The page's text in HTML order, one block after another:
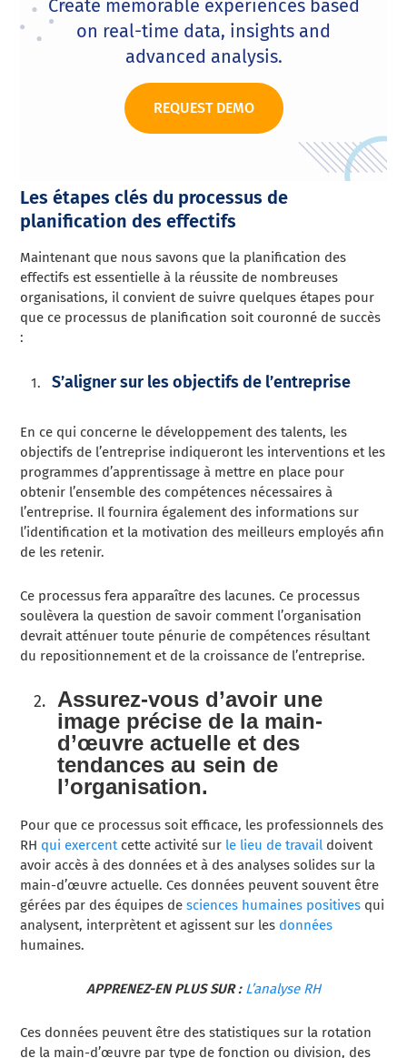
Create memorable experiences based
on real-time data, insights and
advanced analysis.
REQUEST DEMO
Les étapes clés du processus de
planification des effectifs
Maintenant que nous savons que la planification des
effectifs est essentielle à la réussite de nombreuses
organisations, il convient de suivre quelques étapes pour
que ce processus de planification soit couronné de succès
:
S’aligner sur les objectifs de l’entreprise
En ce qui concerne le développement des talents, les
objectifs de l’entreprise indiqueront les interventions et les
programmes d’apprentissage à mettre en place pour
obtenir l’ensemble des compétences nécessaires à
l’entreprise. Il fournira également des informations sur
l’identification et la motivation des meilleurs employés afin
de les retenir.
Ce processus fera apparaître des lacunes. Ce processus
soulèvera la question de savoir comment l’organisation
devrait atténuer toute pénurie de compétences résultant
du repositionnement et de la croissance de l’entreprise.
Assurez-vous d’avoir une
image précise de la main-
d’œuvre actuelle et des
tendances au sein de
l’organisation.
Pour que ce processus soit efficace, les professionnels des
RH qui exercentcette activité sur le lieu de travail doivent
avoir accès à des données et à des analyses solides sur la
main-d’œuvre actuelle. Ces données peuvent souvent être
gérées par des équipes desciences humaines positives qui
analysent, interprètent et agissent sur les données
humaines.
APPRENEZ-EN PLUS SUR : L’analyse RH
Ces données peuvent être des statistiques sur la rotation
de la main-d’œuvre par type de fonction ou division, des